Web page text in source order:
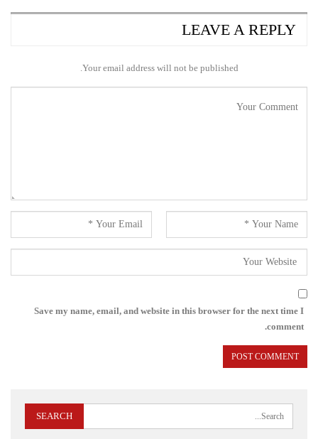
LEAVE A REPLY
Your email address will not be published.
Save my name, email, and website in this browser for the next time I
comment.